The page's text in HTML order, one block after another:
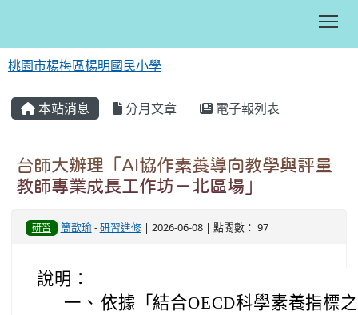
桃園市楊梅區楊明國民小學
本站消息 分月文章 電子報列表
台師大辦理「AI協作素養導向教學與評量
教師專業成長工作坊－北區場」
研習 簡歆瑜-研習進修| 2026-06-08 | 點閱數： 97
說明：
一、 依據「結合OECD科學素養指標